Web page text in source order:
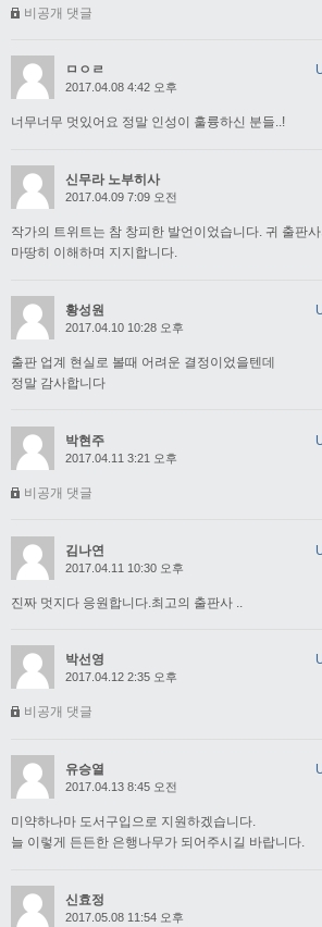
비공개 댓글
ㅁㅇㄹ
2017.04.08 4:42 오후
너무너무 멋있어요 정말 인성이 훌륭하신 분들..!
신무라 노부히사
2017.04.09 7:09 오전
작가의 트위트는 참 창피한 발언이었습니다. 귀 출판
마땅히 이해하며 지지합니다.
황성원
2017.04.10 10:28 오후
출판 업계 현실로 볼때 어려운 결정이었을텐데
정말 감사합니다
박현주
2017.04.11 3:21 오후
비공개 댓글
김나연
2017.04.11 10:30 오후
진짜 멋지다 응원합니다.최고의 출판사 ..
박선영
2017.04.12 2:35 오후
비공개 댓글
유승열
2017.04.13 8:45 오전
미약하나마 도서구입으로 지원하겠습니다.
늘 이렇게 든든한 은행나무가 되어주시길 바랍니다.
신효정
2017.05.08 11:54 오후